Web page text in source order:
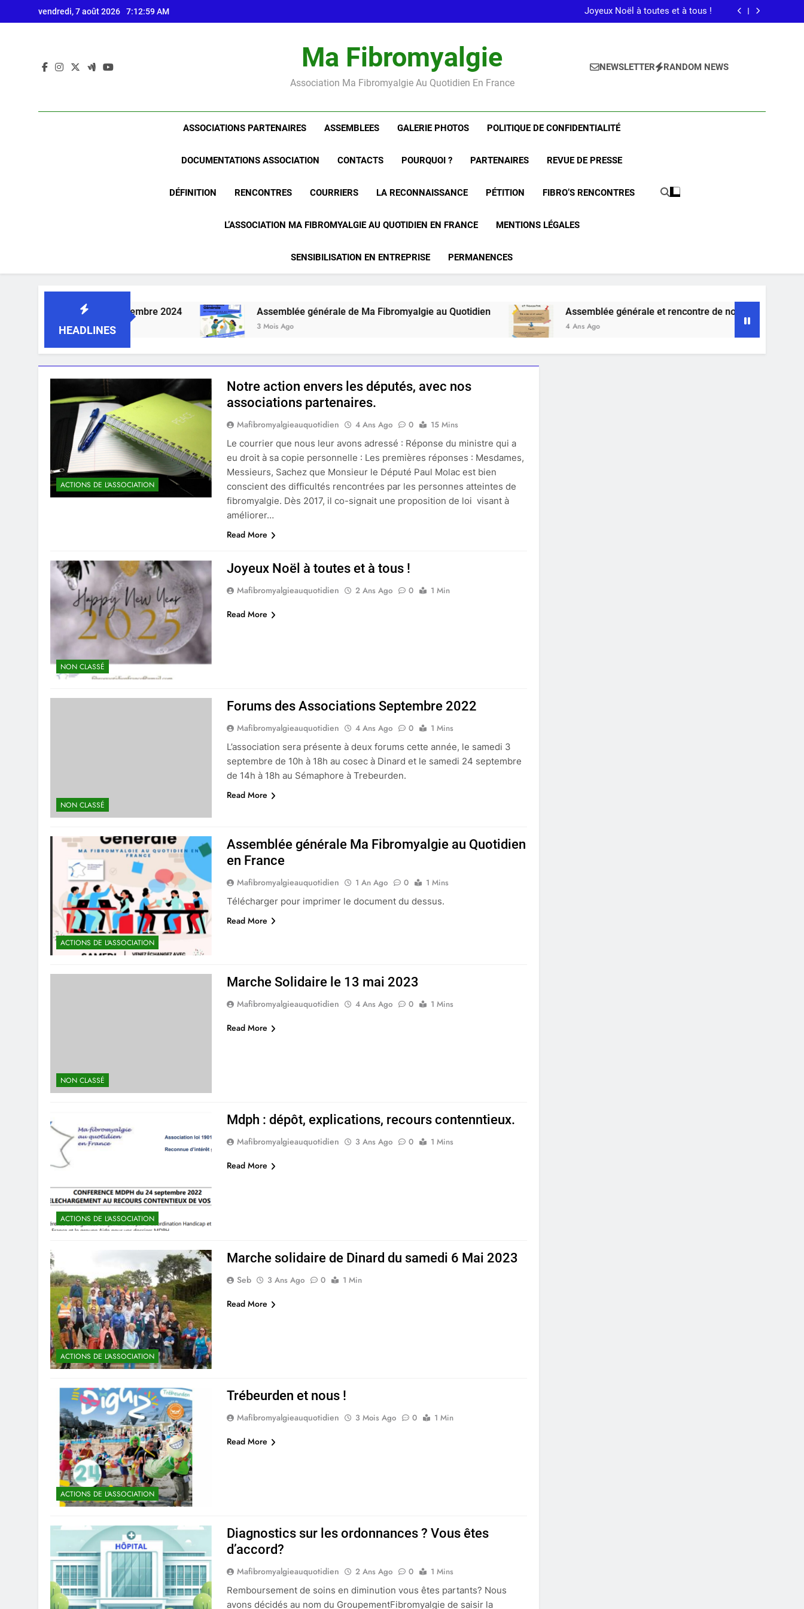
to
vendredi, 7 août 2026 7:13:00 AM
rencontrer en famille pour comprendre la fibromyalgie.
Joyeux Noël à toutes et à tous !
La France en Bleu 2026
rencontrer en famille pour comprendre la fibromyalgie.
La France en Bleu 2026
Ma Fibromyalgie
Association Ma Fibromyalgie Au Quotidien En France
NEWSLETTER RANDOM NEWS
ASSOCIATIONS PARTENAIRES ASSEMBLEES GALERIE PHOTOS POLITIQUE DE CONFIDENTIALITÉ
DOCUMENTATIONS ASSOCIATION CONTACTS POURQUOI ? PARTENAIRES REVUE DE PRESSE
DÉFINITION RENCONTRES COURRIERS LA RECONNAISSANCE PÉTITION FIBRO’S RENCONTRES
L’ASSOCIATION MA FIBROMYALGIE AU QUOTIDIEN EN FRANCE MENTIONS LÉGALES
SENSIBILISATION EN ENTREPRISE PERMANENCES
HEADLINES
dimanche 1er septembre 2024 Assemblée générale de Ma Fibromyalgie au Quotidien
3 Mois Ago
Assemblée générale et rencontre de notre Association « Ma
4 Ans Ago
ACTIONS DE L'ASSOCIATION
Notre action envers les députés, avec nos
associations partenaires.
Mafibromyalgieauquotidien 4 Ans Ago 0
15 Mins
Le courrier que nous leur avons adressé : Réponse du ministre qui a
eu droit à sa copie personnelle : Les premières réponses : Mesdames,
Messieurs, Sachez que Monsieur le Député Paul Molac est bien
conscient des difficultés rencontrées par les personnes atteintes de
fibromyalgie. Dès 2017, il co-signait une proposition de loi visant à
améliorer…
Read More
NON CLASSÉ
Joyeux Noël à toutes et à tous !
Mafibromyalgieauquotidien 2 Ans Ago 0 1 Min
Read More
NON CLASSÉ
Forums des Associations Septembre 2022
Mafibromyalgieauquotidien 4 Ans Ago 0
1 Mins
L’association sera présente à deux forums cette année, le samedi 3
septembre de 10h à 18h au cosec à Dinard et le samedi 24 septembre
de 14h à 18h au Sémaphore à Trebeurden.
Read More
ACTIONS DE L'ASSOCIATION
Assemblée générale Ma Fibromyalgie au Quotidien
en France
Mafibromyalgieauquotidien 1 An Ago 0
1 Mins
Télécharger pour imprimer le document du dessus.
Read More
NON CLASSÉ
Marche Solidaire le 13 mai 2023
Mafibromyalgieauquotidien 4 Ans Ago 0 1 Mins
Read More
ACTIONS DE L'ASSOCIATION
Mdph : dépôt, explications, recours contenntieux.
Mafibromyalgieauquotidien 3 Ans Ago 0 1 Mins
Read More
ACTIONS DE L'ASSOCIATION
Marche solidaire de Dinard du samedi 6 Mai 2023
Seb 3 Ans Ago 0 1 Min
Read More
ACTIONS DE L'ASSOCIATION
Trébeurden et nous !
Mafibromyalgieauquotidien 3 Mois Ago 0 1 Min
Read More
Diagnostics sur les ordonnances ? Vous êtes
d’accord?
Mafibromyalgieauquotidien 2 Ans Ago 0
1 Mins
Remboursement de soins en diminution vous êtes partants? Nous
avons décidés au nom du GroupementFibromyalgie de saisir la